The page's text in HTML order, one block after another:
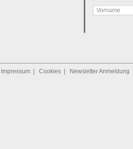
Impressum Cookies Newsletter Anmeldung